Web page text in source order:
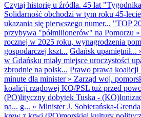
Czytaj historię u źródła. 45 lat
Solidarność obchodzi w tym roku 45-
ukazania się pierwszego numer... "TOP
przybywa "półmilionerów" na Pomorzu »
rocznej w 2025 roku, wynagrodzenia
gospodarczej kszt... Gdańsk upamiętnił...
w Gdańsku miały miejsce uroczystości
zbrodnie na polsk... Prawo prawa
minute dla minister» Zarząd woj.
koalicji rządowej KO/PSL tuż przed
(PO)lityczny dobytek Tuska -
na... g... » Minister J. Sobierańska-